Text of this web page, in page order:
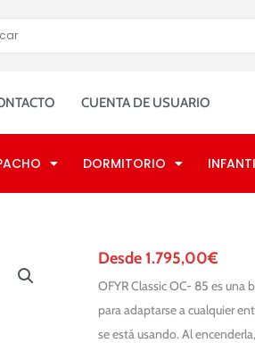
CUENTA DE USUARIO
DORMITORIO
Desde 1.795,00€
OFYR Classic OC- 85 es una
para adaptarse a cualquier
se está usando. Al